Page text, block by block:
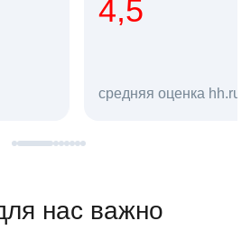
как работодателя **
в hh.ru
нас важно